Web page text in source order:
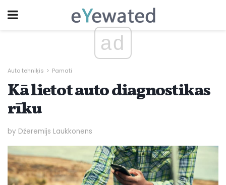
ad
Auto tehniķis Pamati
Kā lietot auto diagnostikas
rīku
by Džeremijs Laukkonens